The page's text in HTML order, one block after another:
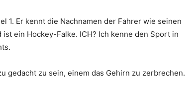
1. Er kennt die Nachnamen der Fahrer wie seinen
ein Hockey-Falke. ICH? Ich kenne den Sport in
gedacht zu sein, einem das Gehirn zu zerbrechen.